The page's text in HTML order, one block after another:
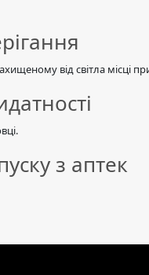
від світла місці
з аптек